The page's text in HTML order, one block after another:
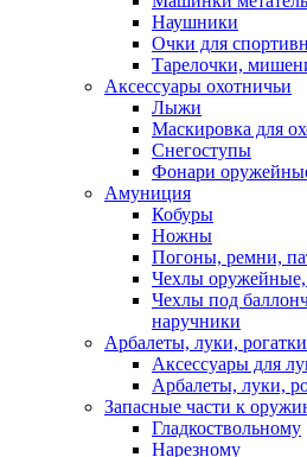
Наушники
Очки для
Тарелочки,
Аксессуары охотничьи
Лыжи
Маскировка для
Снегоступы
Фонари
Амуниция
Кобуры
Ножны
Погоны, ремни,
Чехлы
Чехлы под
наручники
Арбалеты, луки, рогатки
Аксессуары для
Арбалеты, луки,
Запасные части к
Гладкоствольному
Нарезному